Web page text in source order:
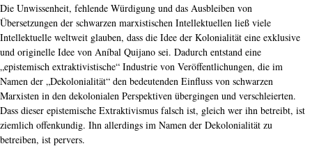
Die Unwissenheit, fehlende Würdigung und das Ausbleiben von
Übersetzungen der schwarzen marxistischen Intellektuellen ließ viele
Intellektuelle weltweit glauben, dass die Idee der Kolonialität eine exklusive
und originelle Idee von Aníbal Quijano sei. Dadurch entstand eine
„epistemisch extraktivistische“ Industrie von Veröffentlichungen, die im
Namen der „Dekolonialität“ den bedeutenden Einfluss von schwarzen
Marxisten in den dekolonialen Perspektiven übergingen und verschleierten.
Dass dieser epistemische Extraktivismus falsch ist, gleich wer ihn betreibt, ist
ziemlich offenkundig. Ihn allerdings im Namen der Dekolonialität zu
betreiben, ist pervers.